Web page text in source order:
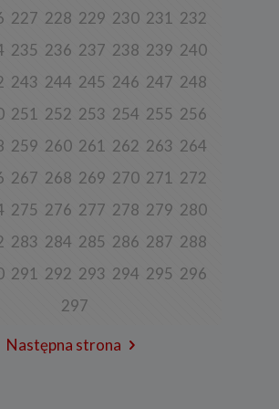
227 228 229 230 231 232
235 236 237 238 239 240
243 244 245 246 247 248
251 252 253 254 255 256
259 260 261 262 263 264
267 268 269 270 271 272
275 276 277 278 279 280
283 284 285 286 287 288
291 292 293 294 295 296
297
Następna strona
również dane, które użytkownik podaje w celu
swoje konto lub skorzysta z usługi
z art. 6 ust. 1 lit. b RODO),
serwisu do zainteresowań użytkownika, a
będącego realizacją naszego prawnie
dochodzenia lub obrony przed
z art. 6 ust. 1 lit. f RODO).
W razie niepodania tych danych usługa nie